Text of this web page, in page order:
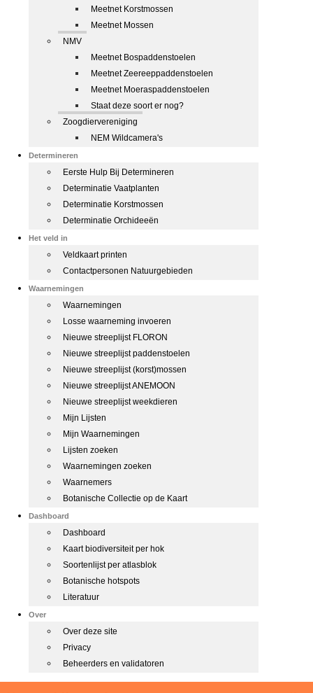
Meetnet Korstmossen
Meetnet Mossen
NMV
Meetnet Bospaddenstoelen
Meetnet Zeereeppaddenstoelen
Meetnet Moeraspaddenstoelen
Staat deze soort er nog?
Zoogdiervereniging
NEM Wildcamera's
Determineren
Eerste Hulp Bij Determineren
Determinatie Vaatplanten
Determinatie Korstmossen
Determinatie Orchideeën
Het veld in
Veldkaart printen
Contactpersonen Natuurgebieden
Waarnemingen
Waarnemingen
Losse waarneming invoeren
Nieuwe streeplijst FLORON
Nieuwe streeplijst paddenstoelen
Nieuwe streeplijst (korst)mossen
Nieuwe streeplijst ANEMOON
Nieuwe streeplijst weekdieren
Mijn Lijsten
Mijn Waarnemingen
Lijsten zoeken
Waarnemingen zoeken
Waarnemers
Botanische Collectie op de Kaart
Dashboard
Dashboard
Kaart biodiversiteit per hok
Soortenlijst per atlasblok
Botanische hotspots
Literatuur
Over
Over deze site
Privacy
Beheerders en validatoren